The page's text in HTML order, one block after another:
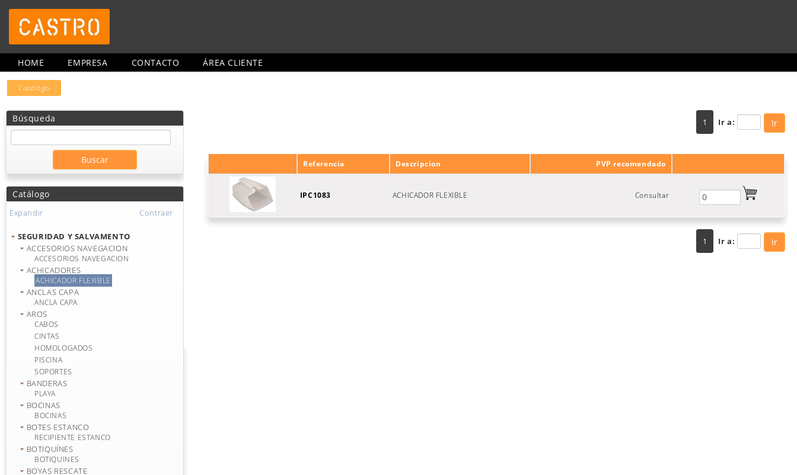
HOME EMPRESA CONTACTO ÁREA CLIENTE
Catálogo
Búsqueda
Catálogo
Expandir Contraer
SEGURIDAD Y SALVAMENTO
ACCESORIOS NAVEGACION
ACCESORIOS NAVEGACION
ACHICADORES
ACHICADOR FLEXIBLE
ANCLAS CAPA
ANCLA CAPA
AROS
CABOS
CINTAS
HOMOLOGADOS
PISCINA
SOPORTES
BANDERAS
PLAYA
BOCINAS
BOCINAS
BOTES ESTANCO
RECIPIENTE ESTANCO
BOTIQUÍNES
BOTIQUINES
BOYAS RESCATE
1 Ir a: Ir
Referencia Descripcion PVP recomendado
IPC1083 ACHICADOR FLEXIBLE Consultar
1 Ir a: Ir